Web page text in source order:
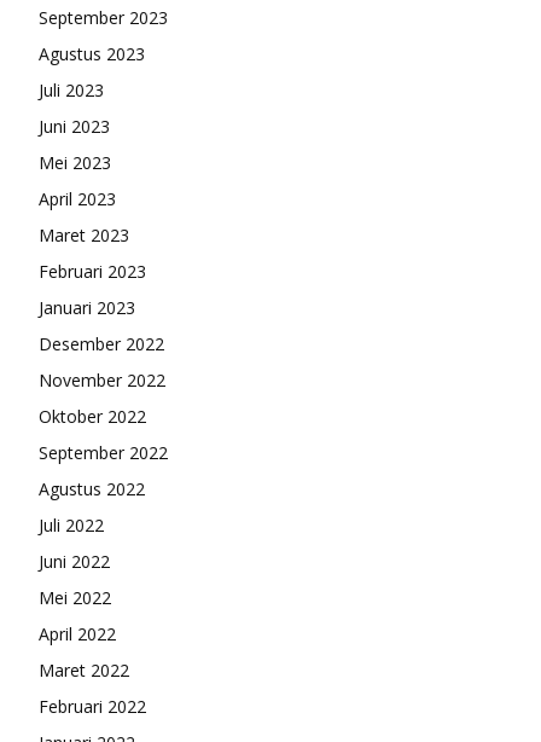
September 2023
Agustus 2023
Juli 2023
Juni 2023
Mei 2023
April 2023
Maret 2023
Februari 2023
Januari 2023
Desember 2022
November 2022
Oktober 2022
September 2022
Agustus 2022
Juli 2022
Juni 2022
Mei 2022
April 2022
Maret 2022
Februari 2022